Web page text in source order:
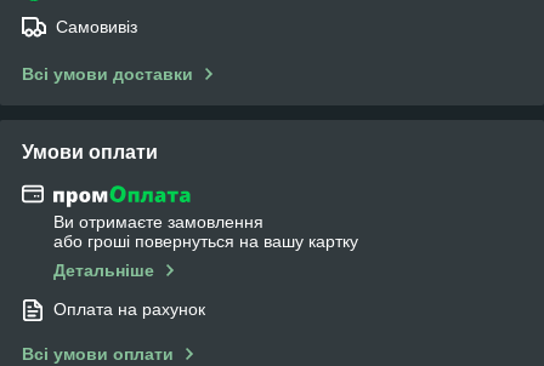
Самовивіз
Всі умови доставки
Умови оплати
Ви отримаєте замовлення
або гроші повернуться на вашу картку
Детальніше
Оплата на рахунок
Всі умови оплати